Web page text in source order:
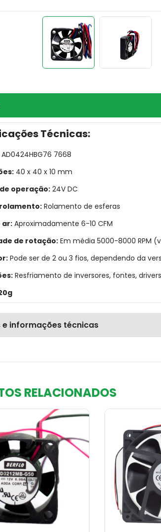
Técnicas:
AD0424HBG76 7668
40 x 40 x 10 mm
operação:24V DC
Rolamento de esferas
ar: Aproximadamente 6-10 CFM
de rotação: Em média 5000-8000 RPM
Pode ser de 2 ou 3 fios, dependendo da
Resfriamento de inversores, fontes,
e informações técnicas
RELACIONADOS